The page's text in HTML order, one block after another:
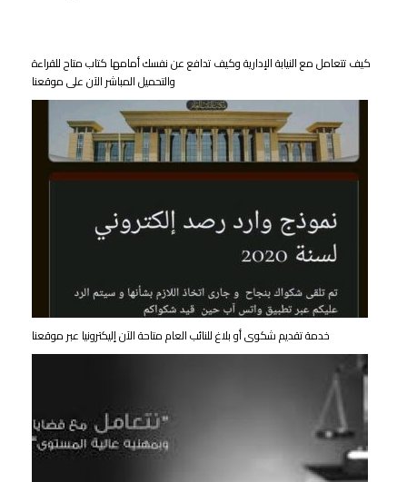
كيف تتعامل مع النيابة الإدارية وكيف تدافع عن نفسك أمامها كتاب متاح للقراءة
والتحميل المباشر الآن على موقعنا
خدمة تقديم شكوى أو بلاغ للنائب العام متاحة الآن إليكترونيا عبر موقعنا